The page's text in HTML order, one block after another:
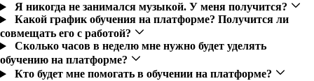
Я никогда не занимался музыкой. У меня получится?
Какой график обучения на платформе? Получится ли
совмещать его с работой?
Сколько часов в неделю мне нужно будет уделять
обучению на платформе?
Кто будет мне помогать в обучении на платформе?